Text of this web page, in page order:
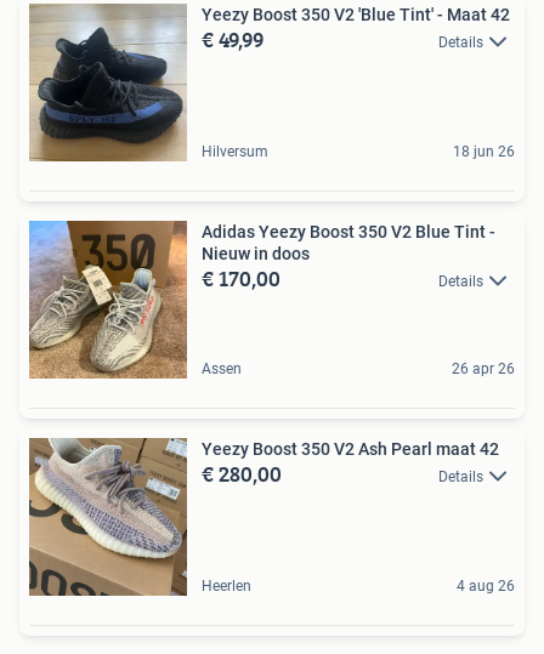
Yeezy Boost 350 V2 'Blue Tint' - Maat 42
€ 49,99 Details
Hilversum 18 jun 26
Adidas Yeezy Boost 350 V2 Blue Tint -
Nieuw in doos
€ 170,00 Details
Assen 26 apr 26
Yeezy Boost 350 V2 Ash Pearl maat 42
€ 280,00 Details
Heerlen 4 aug 26